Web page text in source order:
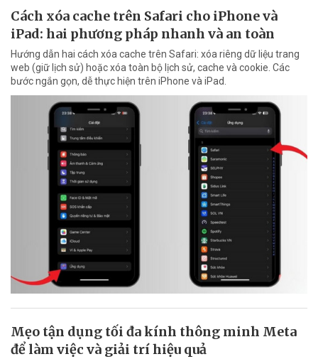
Cách xóa cache trên Safari cho iPhone và
iPad: hai phương pháp nhanh và an toàn
Hướng dẫn hai cách xóa cache trên Safari: xóa riêng dữ liệu trang
web (giữ lịch sử) hoặc xóa toàn bộ lịch sử, cache và cookie. Các
bước ngắn gọn, dễ thực hiện trên iPhone và iPad.
Mẹo tận dụng tối đa kính thông minh Meta
để làm việc và giải trí hiệu quả